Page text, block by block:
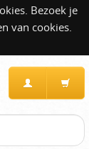
Bezoek je
van cookies.